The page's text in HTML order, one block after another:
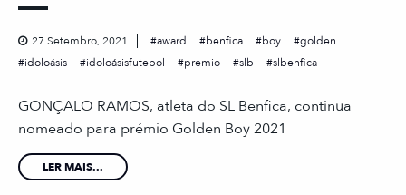
27 Setembro, 2021 award benfica boy
golden
idoloásis
idoloásisfutebol premio slb slbenfica
GONÇALO RAMOS, atleta do SL Benfica, continua
nomeado para prémio Golden Boy 2021
LER MAIS...